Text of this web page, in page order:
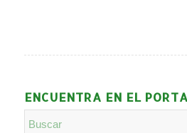
ENCUENTRA EN EL